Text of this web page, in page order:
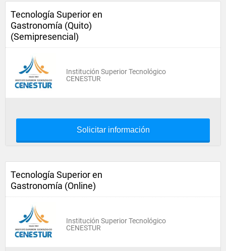
Tecnología Superior en
Gastronomía (Quito)
(Semipresencial)
Institución Superior Tecnológico
CENESTUR
Solicitar información
Tecnología Superior en
Gastronomía (Online)
Institución Superior Tecnológico
CENESTUR